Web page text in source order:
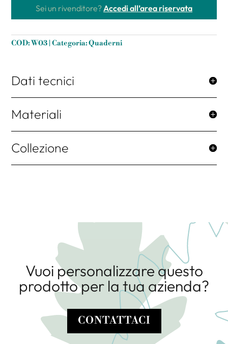
in
cartoncino
Sei un rivenditore?Accedi all’area riservata
COD:W03 Categoria:Quaderni
Dati tecnici
Materiali
Collezione
Vuoi personalizzare questo
prodotto per la tua azienda?
CONTATTACI